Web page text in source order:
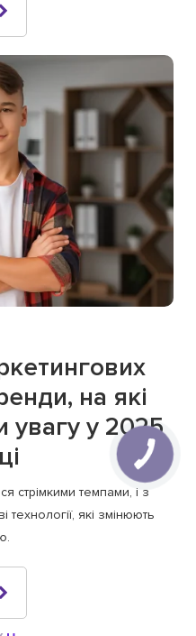
на які
увагу у 2025
стрімкими темпами, і з
які змінюють